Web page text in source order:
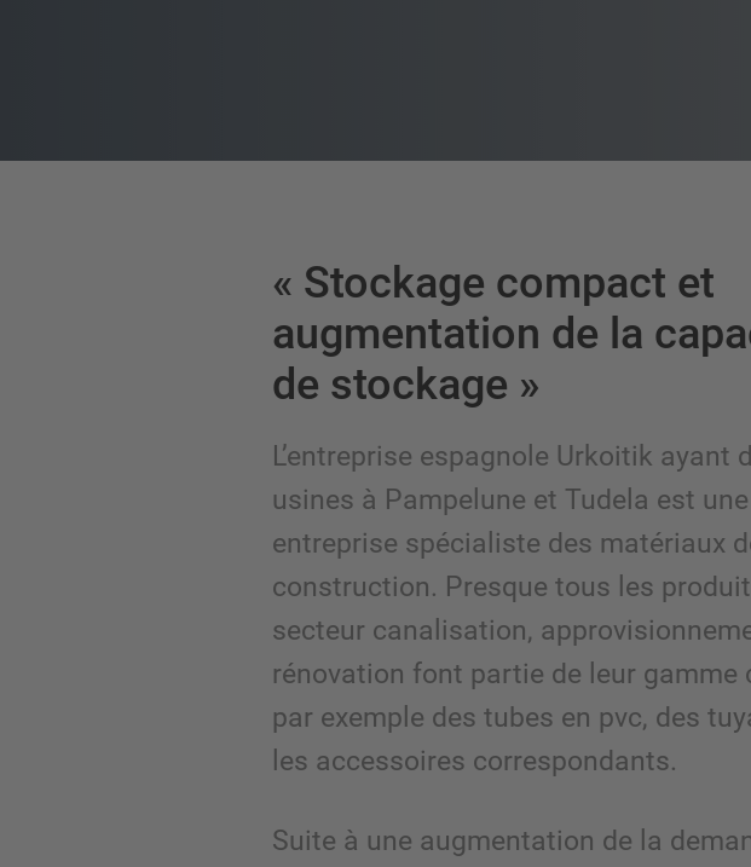
« Stockage compact et
augmentation de la
de stockage »
L’entreprise espagnole Urkoitik ayant
usines à Pampelune et Tudela est une
entreprise spécialiste des matériaux
construction. Presque tous les
secteur canalisation,
rénovation font partie de leur gamme
par exemple des tubes en pvc, des
les accessoires correspondants.
Suite à une augmentation de la